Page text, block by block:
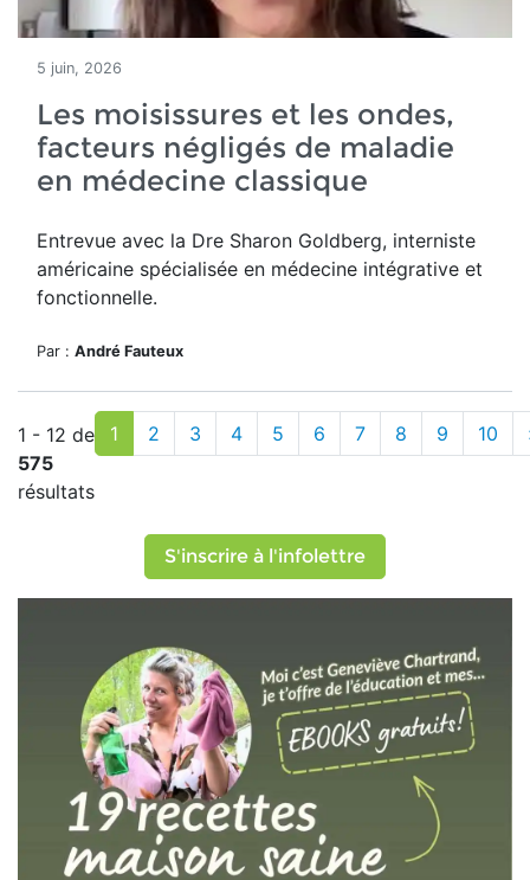
5 juin, 2026
Les moisissures et les ondes,
facteurs négligés de maladie
en médecine classique
Entrevue avec la Dre Sharon Goldberg, interniste
américaine spécialisée en médecine intégrative et
fonctionnelle.
Par : André Fauteux
1 - 12 de
575
résultats
1 2 3 4 5 6 7 8 9 10
S'inscrire à l'infolettre